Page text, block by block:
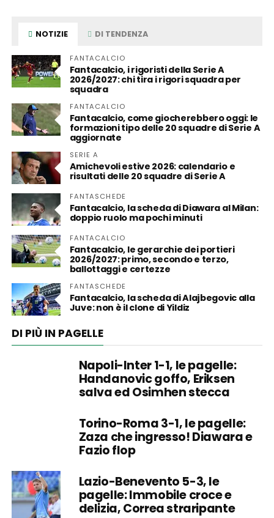
NOTIZIE DI TENDENZA
FANTACALCIO
Fantacalcio, i rigoristi della Serie A
2026/2027: chi tira i rigori squadra per
squadra
FANTACALCIO
Fantacalcio, come giocherebbero oggi: le
formazioni tipo delle 20 squadre di Serie A
aggiornate
SERIE A
Amichevoli estive 2026: calendario e
risultati delle 20 squadre di Serie A
FANTASCHEDE
Fantacalcio, la scheda di Diawara al Milan:
doppio ruolo ma pochi minuti
FANTACALCIO
Fantacalcio, le gerarchie dei portieri
2026/2027: primo, secondo e terzo,
ballottaggi e certezze
FANTASCHEDE
Fantacalcio, la scheda di Alajbegovic alla
Juve: non è il clone di Yildiz
DI PIÙ IN PAGELLE
Napoli-Inter 1-1, le pagelle:
Handanovic goffo, Eriksen
salva ed Osimhen stecca
Torino-Roma 3-1, le pagelle:
Zaza che ingresso! Diawara e
Fazio flop
Lazio-Benevento 5-3, le
pagelle: Immobile croce e
delizia, Correa straripante